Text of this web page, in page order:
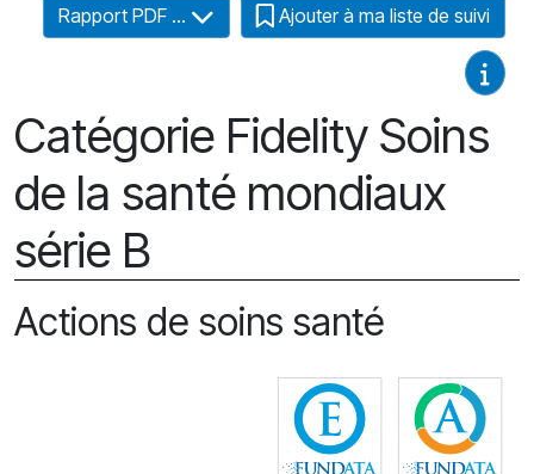
Catégorie Fidelity Soins
de la santé mondiaux
série B
Rapport PDF ... Ajouter à ma liste de suivi
Actions de soins santé
Cliquez pour